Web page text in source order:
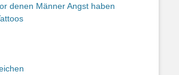
denen Männer Angst haben